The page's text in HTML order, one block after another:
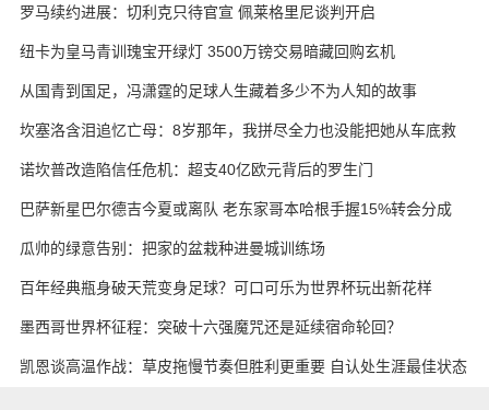
罗马续约进展：切利克只待官宣 佩莱格里尼谈判开启
纽卡为皇马青训瑰宝开绿灯 3500万镑交易暗藏回购玄机
从国青到国足，冯潇霆的足球人生藏着多少不为人知的故事
坎塞洛含泪追忆亡母：8岁那年，我拼尽全力也没能把她从车底救
出来
诺坎普改造陷信任危机：超支40亿欧元背后的罗生门
巴萨新星巴尔德吉今夏或离队 老东家哥本哈根手握15%转会分成
瓜帅的绿意告别：把家的盆栽种进曼城训练场
百年经典瓶身破天荒变身足球？可口可乐为世界杯玩出新花样
墨西哥世界杯征程：突破十六强魔咒还是延续宿命轮回？
凯恩谈高温作战：草皮拖慢节奏但胜利更重要 自认处生涯最佳状态